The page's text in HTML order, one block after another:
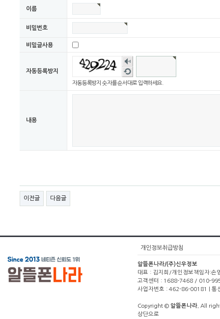
이름
비밀번호
비밀글사용
자동등록방지
숫자
음성
듣기
새로
고침
자동등록방지 숫자를 순서대로 입력하세요.
내용
이전글 다음글
개인정보취급방침
알뜰폰나라/(주)신우정보
대표 : 김지희/개인정보책임자:
고객센터 : 1688-7468 / 010-
사업자번호 : 462-86-00181 | 통
Copyright © 알뜰폰나라. All
상단으로